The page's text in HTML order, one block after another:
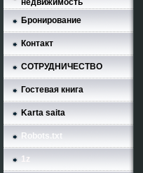
недвижимость
Бронирование
Контакт
СОТРУДНИЧЕСТВО
Гостевая книга
Karta saita
Robots.txt
1z